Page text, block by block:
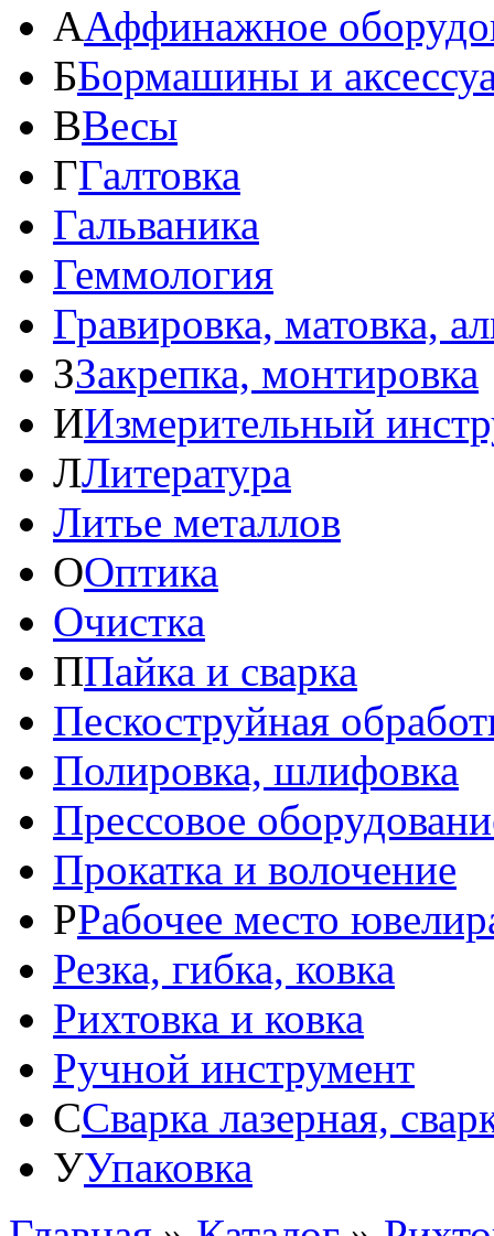
ААффинажное
ББормашины и
ВВесы
ГГалтовка
Гальваника
Геммология
Гравировка, матовка,
ЗЗакрепка, монтировка
ИИзмерительный
ЛЛитература
Литье металлов
ООптика
Очистка
ППайка и сварка
Пескоструйная
Полировка, шлифовка
Прессовое
Прокатка и волочение
РРабочее место
Резка, гибка, ковка
Рихтовка и ковка
Ручной инструмент
ССварка лазерная,
УУпаковка